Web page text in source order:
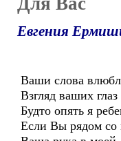
Евгения
Ваши слова
Взгляд ваших
Будто опять я
Если Вы рядом со